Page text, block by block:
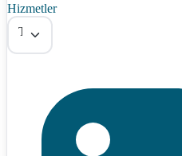
Hizmetler
Tümü